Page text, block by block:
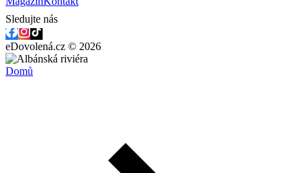
Sledujte nás
eDovolená.cz © 2026
Domů